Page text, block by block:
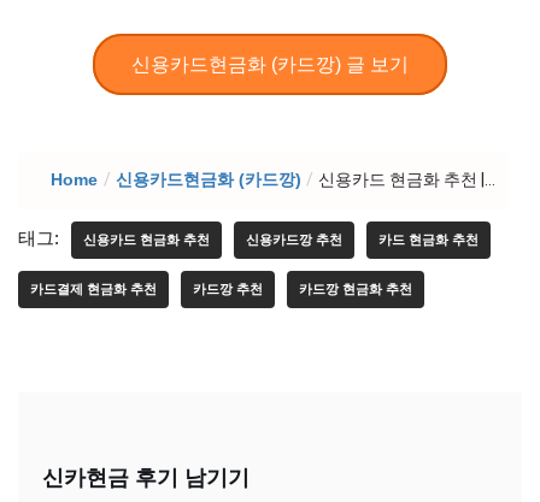
신용카드현금화 (카드깡) 글 보기
Home / 신용카드현금화 (카드깡) / 신용카드 현금화 추천 |...
태그: 신용카드 현금화 추천 신용카드깡 추천 카드 현금화 추천
카드결제 현금화 추천 카드깡 추천 카드깡 현금화 추천
신카현금 후기 남기기